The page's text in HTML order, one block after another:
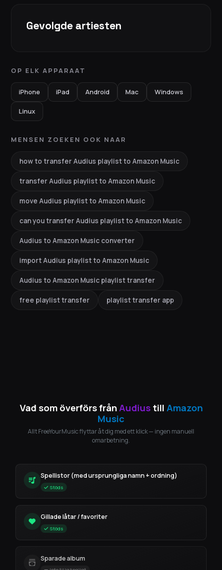
Gevolgde artiesten
OP ELK APPARAAT
iPhone iPad Android Mac Windows
Linux
MENSEN ZOEKEN OOK NAAR
how to transfer Audius playlist to Amazon Music
transfer Audius playlist to Amazon Music
move Audius playlist to Amazon Music
can you transfer Audius playlist to Amazon Music
Audius to Amazon Music converter
import Audius playlist to Amazon Music
Audius to Amazon Music playlist transfer
free playlist transfer playlist transfer app
Vad som överförs frånAudiustillAmazon
Music
Allt FreeYourMusic flyttar åt dig med ett klick — ingen manuell
omarbetning.
Spellistor (med ursprungliga namn + ordning)
Stöds
Gillade låtar / favoriter
Stöds
Sparade album